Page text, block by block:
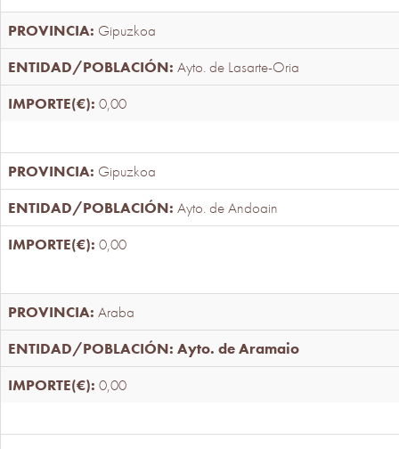
Gipuzkoa
Ayto. de Lasarte-Oria
0,00
Gipuzkoa
Ayto. de Andoain
0,00
Araba
Ayto. de Aramaio
0,00